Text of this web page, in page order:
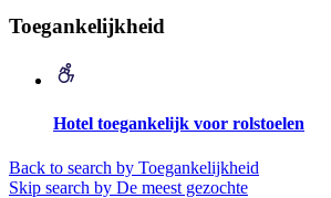
Toegankelijkheid
Hotel toegankelijk voor rolstoelen
Back to search by Toegankelijkheid
Skip search by De meest gezochte